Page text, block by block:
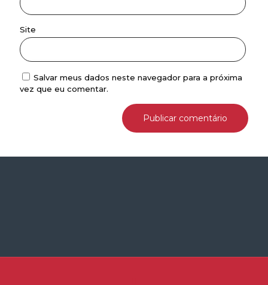
Site
Salvar meus dados neste navegador para a próxima
vez que eu comentar.